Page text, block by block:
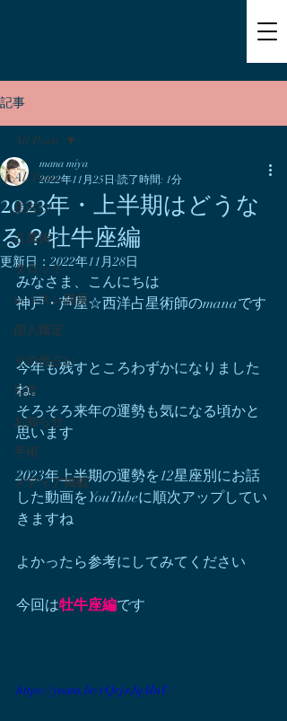
記事
All Posts
星占い
占星術
タロット
レッスン講座
個人鑑定
その他占い
日常
お知らせ
手術
メディア掲載
All Posts
2023年・上半期はどうな
る？牡牛座編
mana miya
2022年11月25日 読了時間: 1分
更新日：2022年11月28日
みなさま、こんにちは
神戸・芦屋☆西洋占星術師のmanaです
今年も残すところわずかになりました
ね。
そろそろ来年の運勢も気になる頃かと
思います
2023年上半期の運勢を12星座別にお話
した動画をYouTubeに順次アップしてい
きますね
よかったら参考にしてみてください
今回は牡牛座編です
https://youtu.be/rQrjxJq4InU